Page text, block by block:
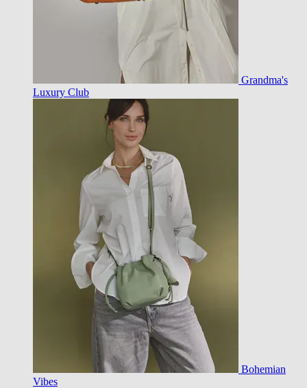
Grandma's
Luxury Club
Bohemian
Vibes